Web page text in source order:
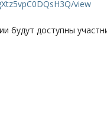
view
будут доступны